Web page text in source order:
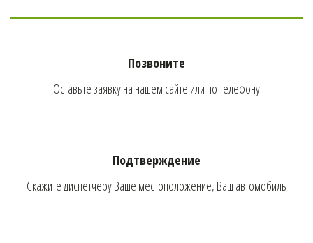
Позвоните
Оставьте заявку на нашем сайте или по телефону
Подтверждение
Скажите диспетчеру Ваше местоположение, Ваш автомобиль